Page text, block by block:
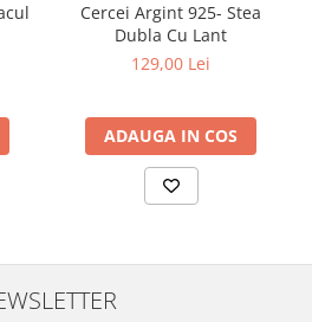
Cercei Argint 925- Stea
Dubla Cu Lant
129,00 Lei
ADAUGA IN COS